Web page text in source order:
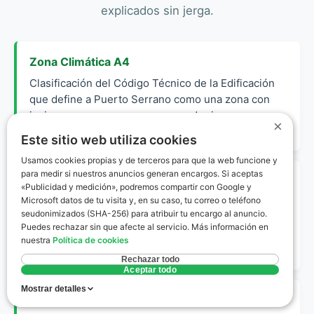
explicados sin jerga.
Zona Climática A4
Clasificación del Código Técnico de la Edificación
que define a Puerto Serrano como una zona con
inviernos muy suaves y veranos de rigurosa
severidad climática.
CE3X
Software oficial reconocido por el Ministerio para la
Transición Ecológica utilizado por los técnicos para
calcular la eficiencia energética de edificios
existentes.
×
Este sitio web utiliza cookies
Usamos cookies propias y de terceros para que la web funcione y
para medir si nuestros anuncios generan encargos. Si aceptas
«Publicidad y medición», podremos compartir con Google y
Microsoft datos de tu visita y, en su caso, tu correo o teléfono
seudonimizados (SHA-256) para atribuir tu encargo al anuncio.
Puedes rechazar sin que afecte al servicio. Más información en
nuestra Política de cookies
Rechazar todo
Aceptar todo
Mostrar detalles